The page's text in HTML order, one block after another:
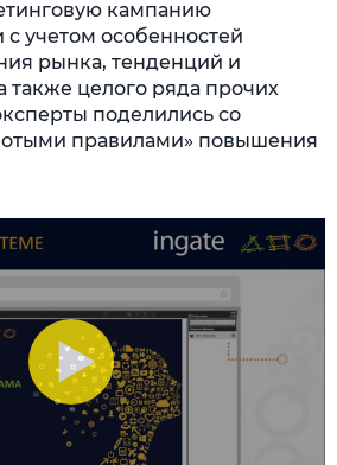
кампанию
учетом особенностей
рынка, тенденций и
также целого ряда прочих
поделились со
правилами» повышения